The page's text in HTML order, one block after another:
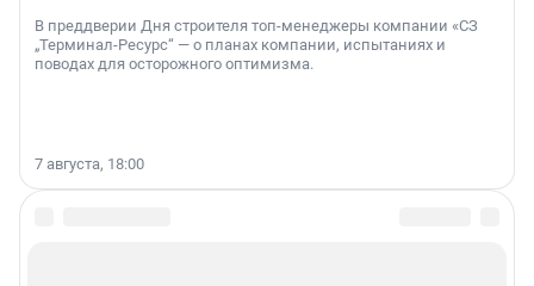
В преддверии Дня строителя топ-менеджеры компании «СЗ
„Терминал-Ресурс“ — о планах компании, испытаниях и
поводах для осторожного оптимизма.
7 августа, 18:00